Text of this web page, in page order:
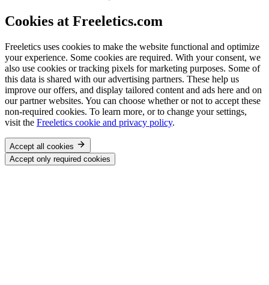
Cookies at Freeletics.com
Freeletics uses cookies to make the website functional and optimize
your experience. Some cookies are required. With your consent, we
also use cookies or tracking pixels for marketing purposes. Some of
this data is shared with our advertising partners. These help us
improve our offers, and display tailored content and ads here and on
our partner websites. You can choose whether or not to accept these
non-required cookies. To learn more, or to change your settings,
visit the Freeletics cookie and privacy policy.
Accept all cookies
Accept only required cookies